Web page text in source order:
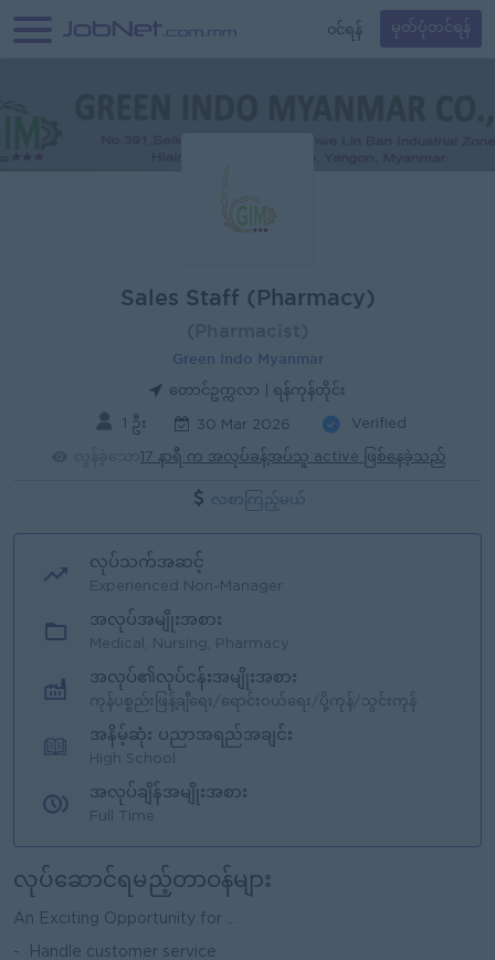
၀င်ရန် မှတ်ပုံတင်ရန်
Sales Staff (Pharmacy)
Green Indo Myanmar
တောင်ဥက္ကလာ | ရန်ကုန်တိုင်း
1 ဦး 30 Mar 2026 Verified
17 နာရီ က အလုပ်ခန့်အပ်သူ active ဖြစ်နေခဲ့သည်
လစာကြည့်မယ်
လုပ်သက်အဆင့်
Experienced Non-Manager
အလုပ်အမျိုးအစား
Medical, Nursing, Pharmacy
အလုပ်၏လုပ်ငန်းအမျိုးအစား
ကုန်ပစ္စည်းဖြန့်ချီရေး/ရောင်းဝယ်ရေး/ပို့ကုန်/သွင်းကုန်
အနိမ့်ဆုံး ပညာအရည်အချင်း
High School
အလုပ်ချိန်အမျိုးအစား
Full Time
လုပ်ဆောင်ရမည့်တာဝန်များ
An Exciting Opportunity for ...
- Handle customer service